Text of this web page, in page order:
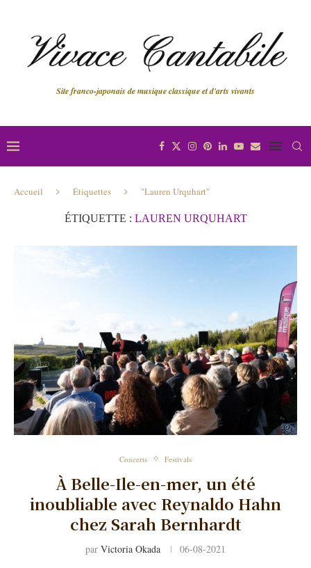
Site franco-japonais de musique classique et d'arts vivants
Accueil Étiquettes "Lauren Urquhart"
ÉTIQUETTE : LAUREN URQUHART
Concerts Festivals
À Belle-Ile-en-mer, un été
inoubliable avec Reynaldo Hahn
chez Sarah Bernhardt
par Victoria Okada 06-08-2021